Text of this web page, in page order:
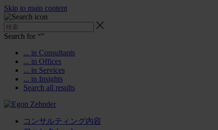
Skip to main content
Search for “”
... in Consultants
... in Offices
... in Services
... in Insights
Search all results
コンサルティング内容